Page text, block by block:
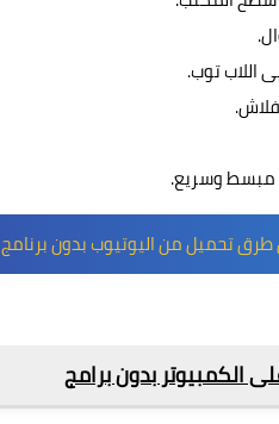
اللاب توب.
مبسط وسريع.
من اليوتيوب بدون برنامج 2021 على الكمبيوتر والهاتف
الكمبيوتر بدون برامج